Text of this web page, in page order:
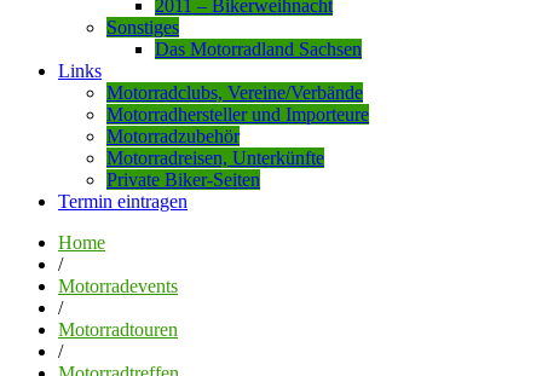
2011 – Bikerweihnacht
Sonstiges
Das Motorradland Sachsen
Links
Motorradclubs, Vereine/Verbände
Motorradhersteller und Importeure
Motorradzubehör
Motorradreisen, Unterkünfte
Private Biker-Seiten
Termin eintragen
Home
/
Motorradevents
/
Motorradtouren
/